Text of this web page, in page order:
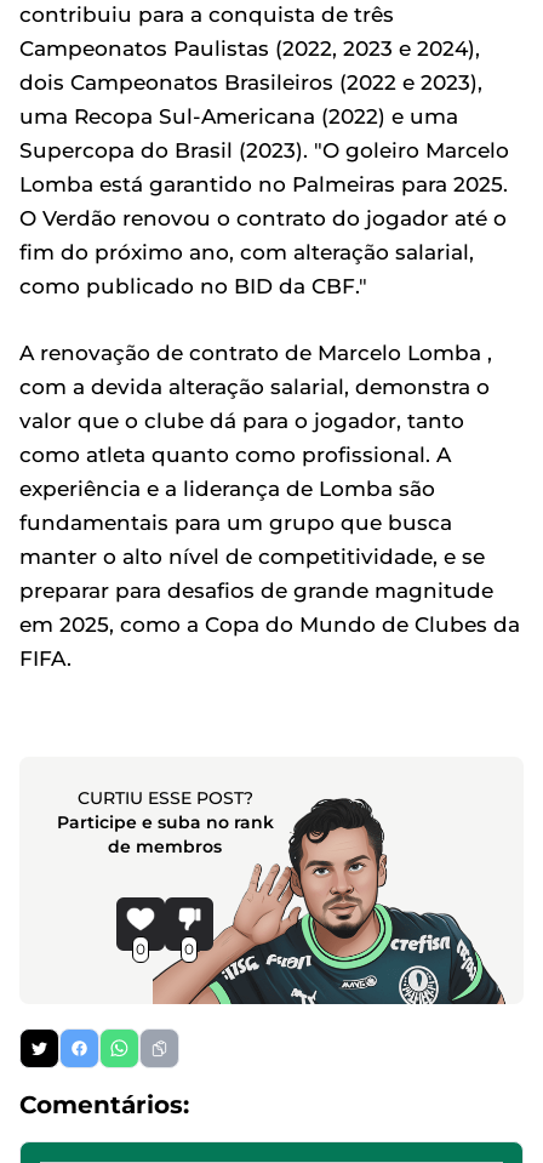
contribuiu para a conquista de três
Campeonatos Paulistas (2022, 2023 e 2024),
dois Campeonatos Brasileiros (2022 e 2023),
uma Recopa Sul-Americana (2022) e uma
Supercopa do Brasil (2023). "O goleiro Marcelo
Lomba está garantido no Palmeiras para 2025.
O Verdão renovou o contrato do jogador até o
fim do próximo ano, com alteração salarial,
como publicado no BID da CBF."
A renovação de contrato de Marcelo Lomba ,
com a devida alteração salarial, demonstra o
valor que o clube dá para o jogador, tanto
como atleta quanto como profissional. A
experiência e a liderança de Lomba são
fundamentais para um grupo que busca
manter o alto nível de competitividade, e se
preparar para desafios de grande magnitude
em 2025, como a Copa do Mundo de Clubes da
FIFA.
CURTIU ESSE POST?
Participe e suba no rank
de membros
0 0
Comentários: